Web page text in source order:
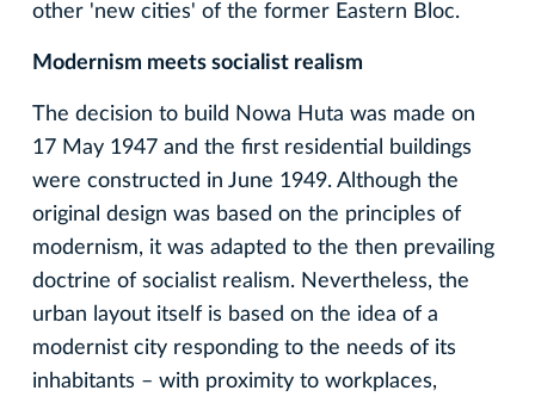
other 'new cities' of the former Eastern Bloc.
Modernism meets socialist realism
The decision to build Nowa Huta was made on
17 May 1947 and the first residential buildings
were constructed in June 1949. Although the
original design was based on the principles of
modernism, it was adapted to the then prevailing
doctrine of socialist realism. Nevertheless, the
urban layout itself is based on the idea of a
modernist city responding to the needs of its
inhabitants – with proximity to workplaces,